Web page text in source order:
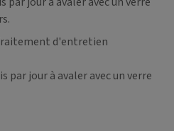
d'entretien
par jour à avaler avec un verre